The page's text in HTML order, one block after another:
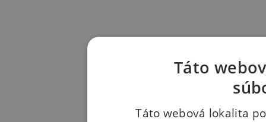
Táto
Táto webová lokalita